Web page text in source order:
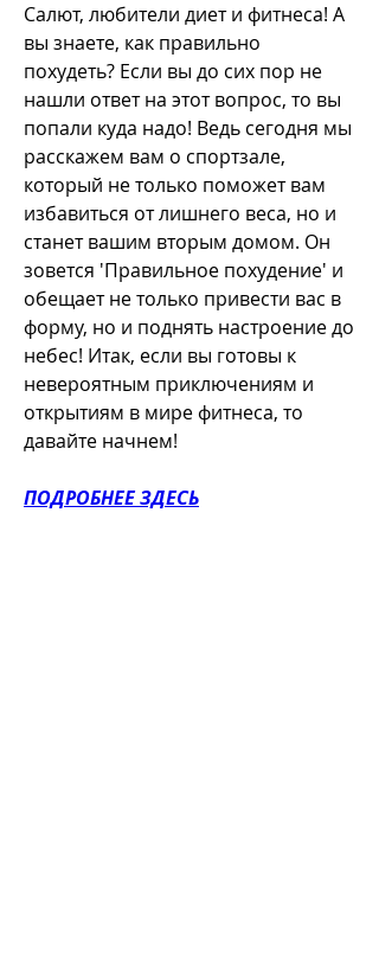
Салют, любители диет и фитнеса! А
вы знаете, как правильно
похудеть? Если вы до сих пор не
нашли ответ на этот вопрос, то вы
попали куда надо! Ведь сегодня мы
расскажем вам о спортзале,
который не только поможет вам
избавиться от лишнего веса, но и
станет вашим вторым домом. Он
зовется 'Правильное похудение' и
обещает не только привести вас в
форму, но и поднять настроение до
небес! Итак, если вы готовы к
невероятным приключениям и
открытиям в мире фитнеса, то
давайте начнем!
ПОДРОБНЕЕ ЗДЕСЬ